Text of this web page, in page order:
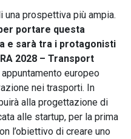
una prospettiva più ampia.
portare questa
e sarà tra i protagonisti
2028 – Transport
europeo
nei trasporti. In
alla progettazione di
alle startup, per la prima
l’obiettivo di creare uno